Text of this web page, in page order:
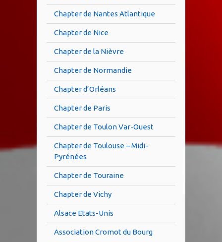
Chapter de Nantes Atlantique
Chapter de Nice
Chapter de la Nièvre
Chapter de Normandie
Chapter d’Orléans
Chapter de Paris
Chapter de Toulon Var-Ouest
Chapter de Toulouse – Midi-
Pyrénées
Chapter de Touraine
Chapter de Vichy
Alsace Etats-Unis
Association Cromot du Bourg